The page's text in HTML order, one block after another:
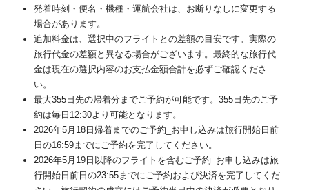
発着時刻・便名・機種・運航会社は、お断りなしに変更する
場合があります。
追加料金は、選択中のフライトとの差額の目安です。実際の
旅行代金の差額と異なる場合がございます。最終的な旅行代
金は現在の選択内容のお支払金額合計を必ずご確認くださ
い。
最大355日先の帰着分までご予約が可能です。355日先のご予
約は毎日12:30より可能となります。
2026年5月18日帰着までのご予約_お申し込みは旅行開始日前
日の16:59までにご予約を完了してください。
2026年5月19日以降のフライトを含むご予約_お申し込みは旅
行開始日前日の23:55までにご予約および決済を完了してくだ